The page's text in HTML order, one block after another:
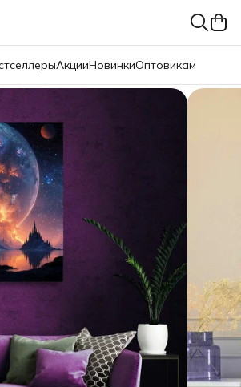
АкцииНовинкиОптовикам